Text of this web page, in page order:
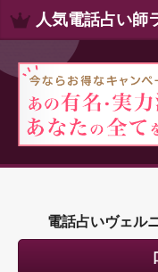
人気電話占い師
電話占いヴェル